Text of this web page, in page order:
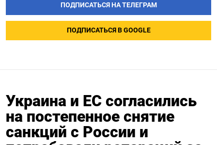
ПОДПИСАТЬСЯ НА ТЕЛЕГРАМ
ПОДПИСАТЬСЯ В GOOGLE
Украина и ЕС согласились
на постепенное снятие
санкций с России и